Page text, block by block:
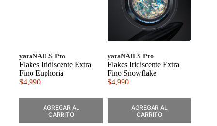
yaraNAILS Pro
Flakes Iridiscente Extra
Fino Euphoria
$4,990
AGREGAR AL
CARRITO
yaraNAILS Pro
Flakes Iridiscente Extra
Fino Snowflake
$4,990
AGREGAR AL
CARRITO